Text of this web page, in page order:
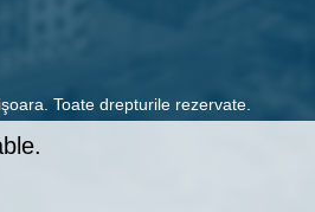
Toate drepturile rezervate.